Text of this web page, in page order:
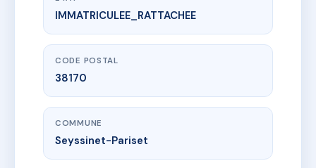
www.vme.plus/AC6096283
630 rte de St Nizier
630 rte de saint-nizier
IMMATRICULEE_RATTACHEE
CODE POSTAL
38170
COMMUNE
Seyssinet-Pariset